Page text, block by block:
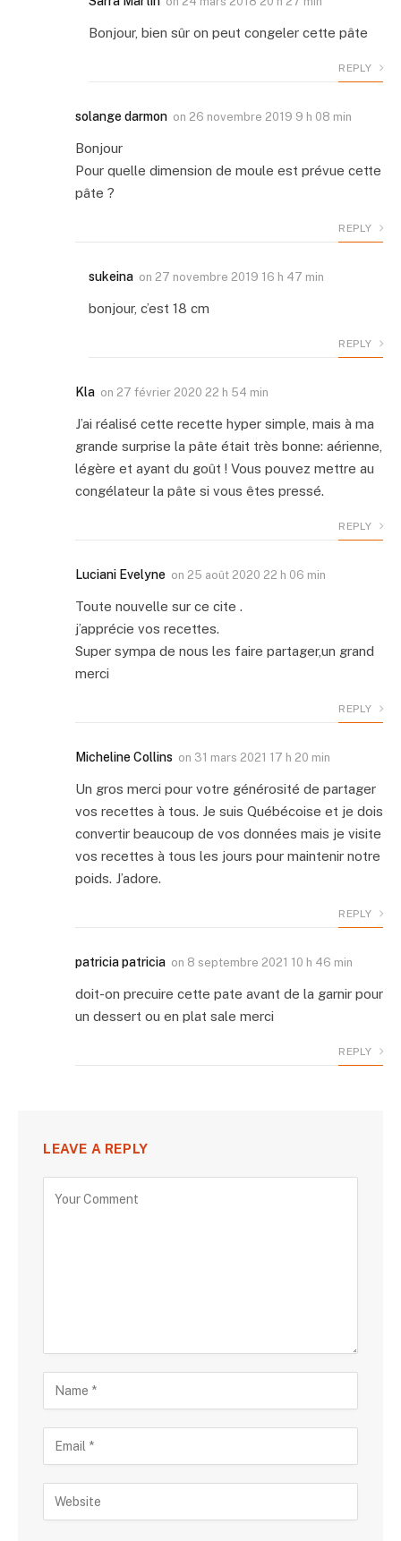
Bonjour, bien sûr on peut congeler cette pâte
REPLY
solange darmon on 26 novembre 2019 9 h 08 min
Bonjour
Pour quelle dimension de moule est prévue cette
pâte ?
REPLY
sukeina on 27 novembre 2019 16 h 47 min
bonjour, c’est 18 cm
REPLY
Kla on 27 février 2020 22 h 54 min
J’ai réalisé cette recette hyper simple, mais à ma
grande surprise la pâte était très bonne: aérienne,
légère et ayant du goût ! Vous pouvez mettre au
congélateur la pâte si vous êtes pressé.
REPLY
Luciani Evelyne on 25 août 2020 22 h 06 min
Toute nouvelle sur ce cite .
j’apprécie vos recettes.
Super sympa de nous les faire partager,un grand
merci
REPLY
Micheline Collins on 31 mars 2021 17 h 20 min
Un gros merci pour votre générosité de partager
vos recettes à tous. Je suis Québécoise et je dois
convertir beaucoup de vos données mais je visite
vos recettes à tous les jours pour maintenir notre
poids. J’adore.
REPLY
patricia patricia on 8 septembre 2021 10 h 46 min
doit-on precuire cette pate avant de la garnir pour
un dessert ou en plat sale merci
REPLY
LEAVE A REPLY